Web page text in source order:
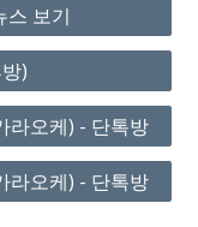
스 보기
)
라오케) - 단톡방
라오케) - 단톡방